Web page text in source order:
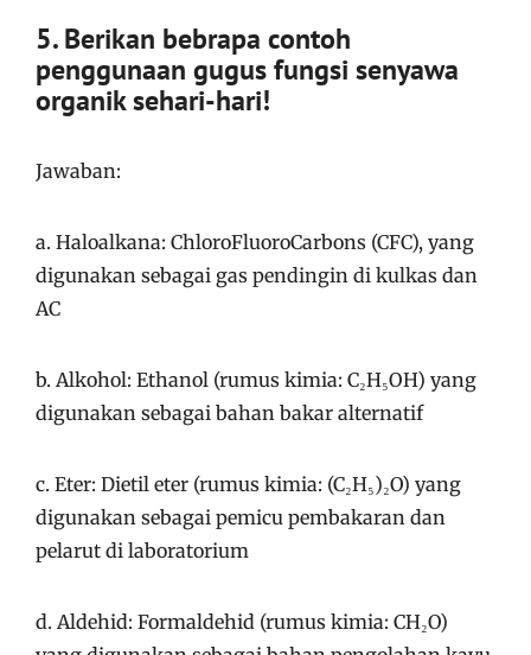
5. Berikan bebrapa contoh
penggunaan gugus fungsi senyawa
organik sehari-hari!
Jawaban:
a. Haloalkana: ChloroFluoroCarbons (CFC), yang
digunakan sebagai gas pendingin di kulkas dan
AC
b. Alkohol: Ethanol (rumus kimia: C₂H₅OH) yang
digunakan sebagai bahan bakar alternatif
c. Eter: Dietil eter (rumus kimia: (C₂H₅)₂O) yang
digunakan sebagai pemicu pembakaran dan
pelarut di laboratorium
d. Aldehid: Formaldehid (rumus kimia: CH₂O)